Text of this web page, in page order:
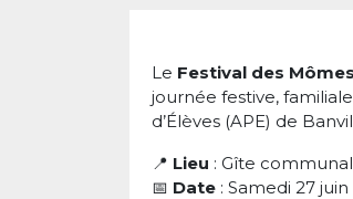
Le Festival des
journée festive,
d’Élèves (APE) de
📍 Lieu : Gîte
📅 Date : Samedi 27 juin